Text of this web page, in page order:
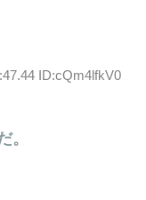
ID:cQm4lfkV0
。